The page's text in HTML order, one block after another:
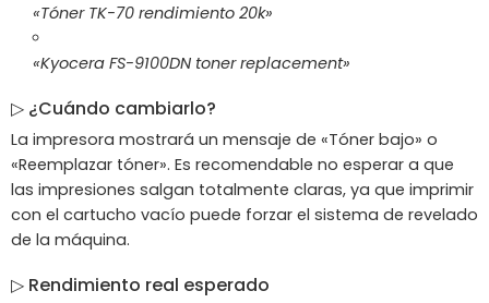
«Tóner TK-70 rendimiento 20k»
«Kyocera FS-9100DN toner replacement»
▷ ¿Cuándo cambiarlo?
La impresora mostrará un mensaje de «Tóner bajo» o
«Reemplazar tóner». Es recomendable no esperar a que
las impresiones salgan totalmente claras, ya que imprimir
con el cartucho vacío puede forzar el sistema de revelado
de la máquina.
▷ Rendimiento real esperado